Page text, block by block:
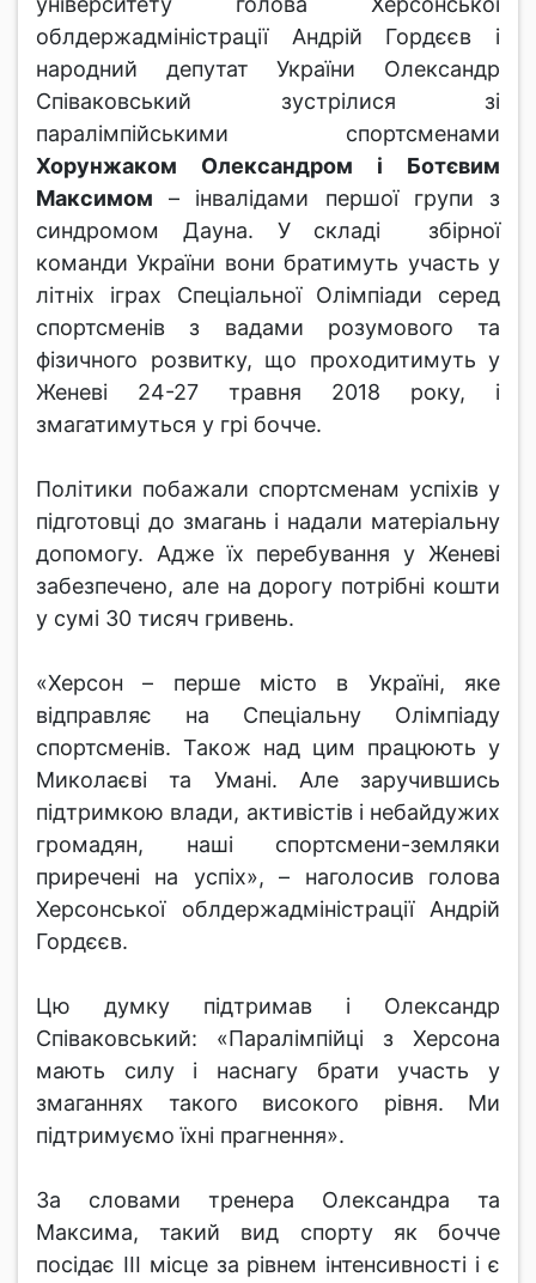
облдержадміністрації Андрій Гордєєв і
народний депутат України Олександр
Співаковський зустрілися зі
паралімпійськими спортсменами
Хорунжаком Олександром і Ботєвим
Максимом – інвалідами першої групи з
синдромом Дауна. У складі збірної
команди України вони братимуть участь у
літніх іграх Спеціальної Олімпіади серед
спортсменів з вадами розумового та
фізичного розвитку, що проходитимуть у
Женеві 24-27 травня 2018 року, і
змагатимуться у грі бочче.
Політики побажали спортсменам успіхів у
підготовці до змагань і надали матеріальну
допомогу. Адже їх перебування у Женеві
забезпечено, але на дорогу потрібні кошти
у сумі 30 тисяч гривень.
«Херсон – перше місто в Україні, яке
відправляє на Спеціальну Олімпіаду
спортсменів. Також над цим працюють у
Миколаєві та Умані. Але заручившись
підтримкою влади, активістів і небайдужих
громадян, наші спортсмени-земляки
приречені на успіх», – наголосив голова
Херсонської облдержадміністрації Андрій
Гордєєв.
Цю думку підтримав і Олександр
Співаковський: «Паралімпійці з Херсона
мають силу і наснагу брати участь у
змаганнях такого високого рівня. Ми
підтримуємо їхні прагнення».
За словами тренера Олександра та
Максима, такий вид спорту як бочче
посідає ІІІ місце за рівнем інтенсивності і є